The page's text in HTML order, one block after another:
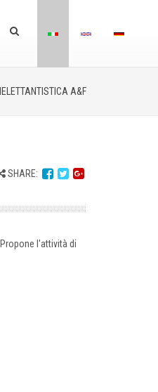
A&F
SHARE:
l'attività di